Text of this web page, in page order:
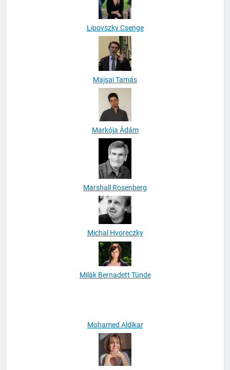
Lipovszky Csenge
Majsai Tamás
Markója Ádám
Marshall Rosenberg
Michal Hvoreczky
Mohamed Aldikar